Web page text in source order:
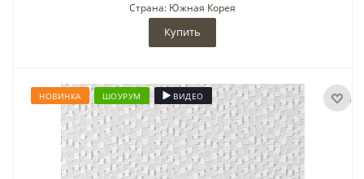
Страна: Южная Корея
Купить
НОВИНКА ШОУРУМ ВИДЕО